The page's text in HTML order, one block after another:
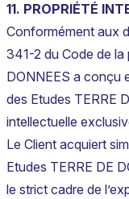
11. PROPRIÉTÉ
Conformément aux
341-2 du Code de la
DONNEES a conçu
des Etudes TERRE
intellectuelle
Le Client acquiert
Etudes TERRE DE
le strict cadre de